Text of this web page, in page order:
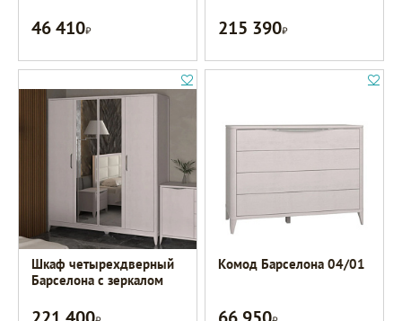
46 410Р 215 390Р
Шкаф четырехдверный
Барселона с зеркалом
Р
Комод Барселона 04/01
Р